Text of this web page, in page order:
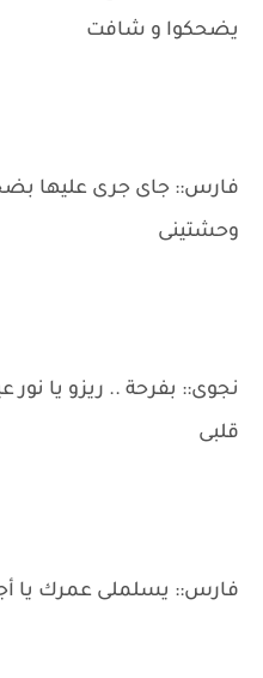
يضحكوا و شافت
فارس:: جاى جرى عليها
وحشتينى
نجوى:: بفرحة .. ريزو يا نور
قلبى
فارس:: يسلملى عمرك يا